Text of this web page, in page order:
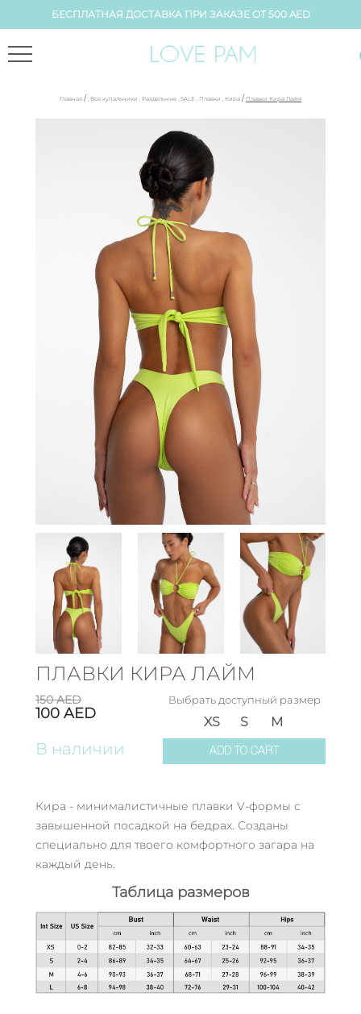
БЕСПЛАТНАЯ ДОСТАВКА ПРИ ЗАКАЗЕ ОТ 500 AED
Главная / , Все купальники , Раздельные , SALE , Плавки , Кира / Плавки Кира Лайм
ПЛАВКИ КИРА ЛАЙМ
150AED
100 AED
В наличии
Выбрать доступный размер
M
S
XS
ADD TO CART
Кира - минималистичные плавки V-формы с
завышенной посадкой на бедрах. Созданы
специально для твоего комфортного загара на
каждый день.
Таблица размеров